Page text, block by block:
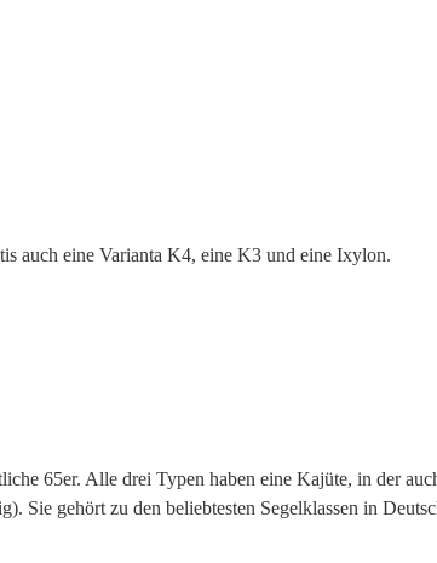
auch eine Varianta K4, eine K3 und eine Ixylon.
65er. Alle drei Typen haben eine Kajüte, in der
Sie gehört zu den beliebtesten Segelklassen in